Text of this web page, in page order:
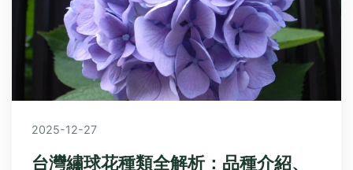
2025-12-27
台灣繡球花種類全解析：品種介紹、